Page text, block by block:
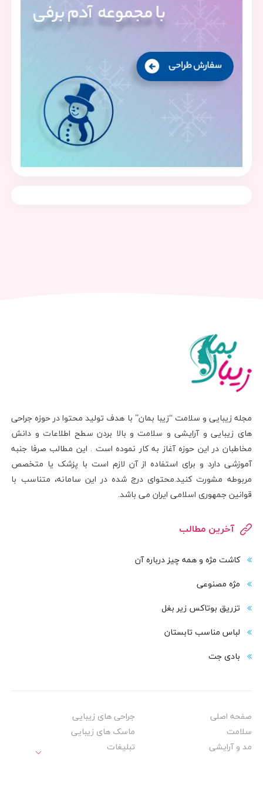
مجله زیبایی و سلامت “زیبا بمان” با هدف تولید محتوا در حوزه جراحی
های زیبایی و آرایشی و سلامت و بالا بردن سطح اطلاعات و دانش
مخاطبان در این حوزه آغاز به کار نموده است . این مطالب صرفا جنبه
آموزشی دارد و برای استفاده از آن لازم است با پزشک یا متخصص
مربوطه مشورت کنید.محتوای درج شده در این سامانه، متناسب با
قوانین جمهوری اسلامی ایران می باشد.
آخرین مطالب
کاشت مژه و همه چیز درباره آن
مژه مصنوعی
تزریق بوتاکس زیر بغل
لباس مناسب تابستان
بادی‌ جت
صفحه اصلی
جراحی های زیبایی
سلامت
ماسک های زیبایی
مد و آرایشی
تبلیغات